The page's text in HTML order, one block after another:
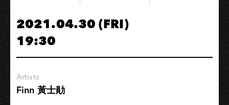
death
on
the
音
2021.04.30 (FRI)
19:30
Artists
Finn 黃士勛